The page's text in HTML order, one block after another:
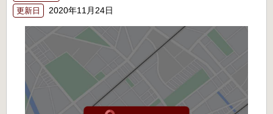
更新日 2020年11月24日